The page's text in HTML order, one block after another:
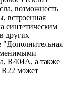
возможность
встроенная
синтетическим
других
"Дополнительная
R404A, а также
R22 может